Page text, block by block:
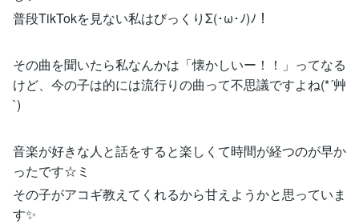
普段TikTokを見ない私はびっくりΣ(･ω･ﾉ)ﾉ！
その曲を聞いたら私なんかは「懐かしいー！！」ってなる
けど、今の子は的には流行りの曲って不思議ですよね(*´艸
`)
音楽が好きな人と話をすると楽しくて時間が経つのが早か
ったです☆ミ
その子がアコギ教えてくれるから甘えようかと思っていま
す✨